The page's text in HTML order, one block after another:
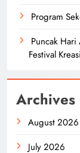
Program
Puncak Hari
Festival
Archives
August 2026
July 2026